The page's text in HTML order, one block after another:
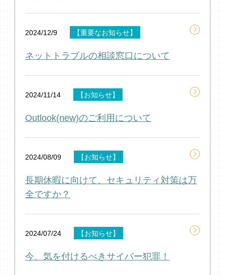
2024/12/9 【重要なお知らせ】
ネットトラブルの相談窓口について
2024/11/14 【お知らせ】
Outlook(new)のご利用について
2024/08/09 【お知らせ】
長期休暇に向けて、セキュリティ対策は万
全ですか？
2024/07/24 【お知らせ】
今、気を付けるべきサイバー犯罪！